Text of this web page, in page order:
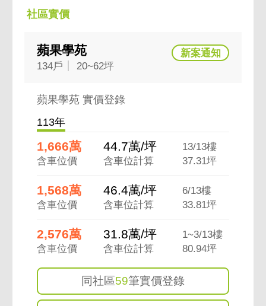
社區實價
蘋果學苑
134戶 20~62坪
蘋果學苑 實價登錄
113年
1,666萬
含車位價
44.7萬/坪
含車位計算
13/13樓
37.31坪
1,568萬
含車位價
46.4萬/坪
含車位計算
6/13樓
33.81坪
2,576萬
含車位價
31.8萬/坪
含車位計算
1~3/13樓
80.94坪
同社區59筆實價登錄